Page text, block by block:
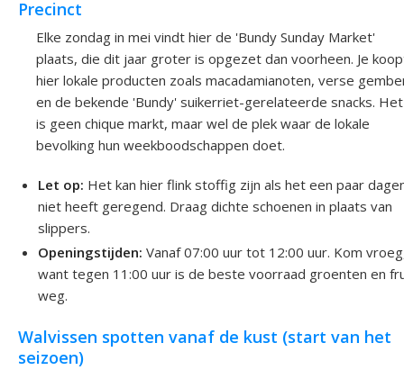
Precinct
Elke zondag in mei vindt hier de 'Bundy Sunday Market'
plaats, die dit jaar groter is opgezet dan voorheen. Je
hier lokale producten zoals macadamianoten, verse
en de bekende 'Bundy' suikerriet-gerelateerde snacks. Het
is geen chique markt, maar wel de plek waar de lokale
bevolking hun weekboodschappen doet.
Let op: Het kan hier flink stoffig zijn als het een paar
niet heeft geregend. Draag dichte schoenen in plaats van
slippers.
Openingstijden: Vanaf 07:00 uur tot 12:00 uur. Kom
want tegen 11:00 uur is de beste voorraad groenten en
weg.
Walvissen spotten vanaf de kust (start van het
seizoen)